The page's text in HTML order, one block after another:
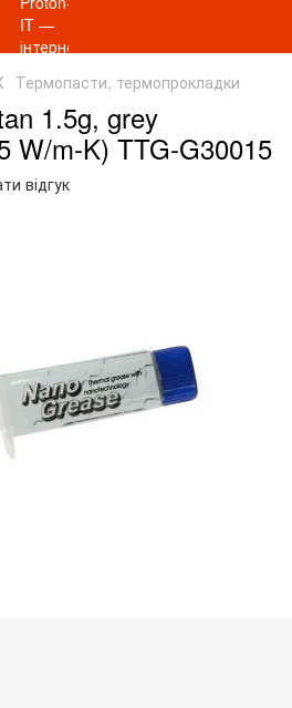
Термопасти, термопрокладки
1.5g, grey
W/m-K) TTG-G30015
відгук